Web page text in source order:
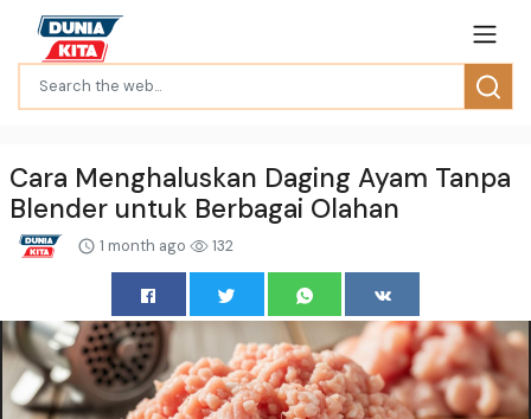
Cara Menghaluskan Daging Ayam Tanpa
Blender untuk Berbagai Olahan
1 month ago 132